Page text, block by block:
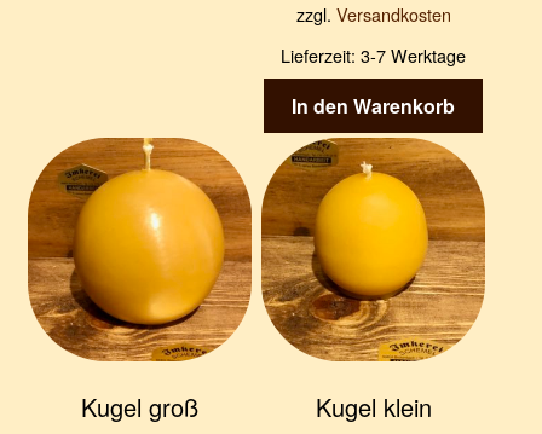
zzgl. Versandkosten
Lieferzeit:3-7 Werktage
In den Warenkorb
Kugel groß Kugel klein